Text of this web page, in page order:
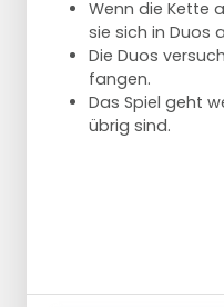
Wenn die Kette
sie sich in Duos
Die Duos
fangen.
Das Spiel geht
übrig sind.